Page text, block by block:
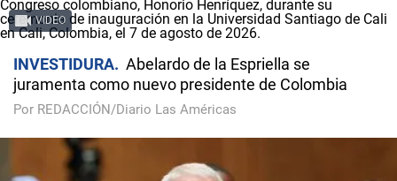
VIDEO
INVESTIDURA
Abelardo de la Espriella se
juramenta como nuevo presidente de Colombia
Por REDACCIÓN/Diario Las Américas